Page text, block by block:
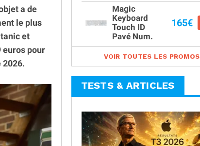
a de
le plus
et
euros pour
2026.
Magic
Keyboard
Touch ID
Pavé Num.
165€
VOIR TOUTES LES PROMOS
TESTS & ARTICLES